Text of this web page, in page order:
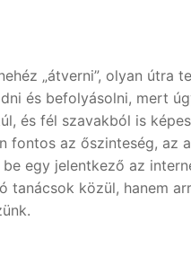
„átverni”, olyan útra
és befolyásolni, mert
és fél szavakból is
fontos az őszinteség, az
egy jelentkező az
tanácsok közül, hanem